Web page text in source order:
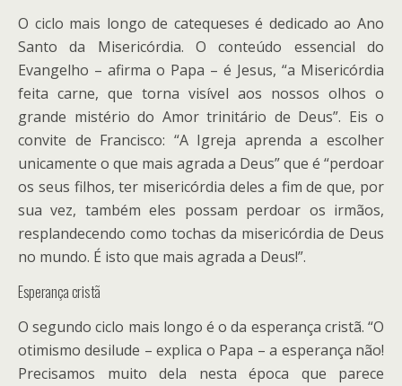
O ciclo mais longo de catequeses é dedicado ao Ano
Santo da Misericórdia. O conteúdo essencial do
Evangelho – afirma o Papa – é Jesus, “a Misericórdia
feita carne, que torna visível aos nossos olhos o
grande mistério do Amor trinitário de Deus”. Eis o
convite de Francisco: “A Igreja aprenda a escolher
unicamente o que mais agrada a Deus” que é “perdoar
os seus filhos, ter misericórdia deles a fim de que, por
sua vez, também eles possam perdoar os irmãos,
resplandecendo como tochas da misericórdia de Deus
no mundo. É isto que mais agrada a Deus!”.
Esperança cristã
O segundo ciclo mais longo é o da esperança cristã. “O
otimismo desilude – explica o Papa – a esperança não!
Precisamos muito dela nesta época que parece